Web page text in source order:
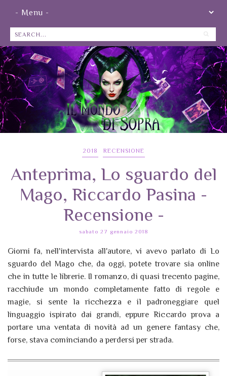
2018 RECENSIONE
Anteprima, Lo sguardo del
Mago, Riccardo Pasina -
Recensione -
sabato 27 gennaio 2018
Giorni fa, nell'intervista all'autore, vi avevo parlato di Lo
sguardo del Mago che, da oggi, potete trovare sia online
che in tutte le librerie. Il romanzo, di quasi trecento pagine,
racchiude un mondo completamente fatto di regole e
magie, si sente la ricchezza e il padroneggiare quel
linguaggio ispirato dai grandi, eppure Riccardo prova a
portare una ventata di novità ad un genere fantasy che,
forse, stava cominciando a perdersi per strada.